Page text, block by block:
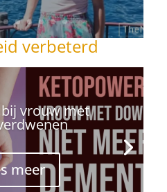
verbeterd
vrouw met
meer